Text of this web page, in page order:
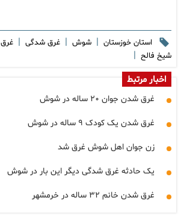
استان خوزستان | شوش | غرق شدگی | غرق
شیخ فالح |
اخبار مرتبط
غرق شدن جوان ۲۰ ساله در شوش
غرق شدن یک کودک ۹ ساله در شوش
زن جوان اهل شوش غرق شد
یک حادثه غرق شدگی دیگر این بار در شوش
غرق شدن خانم ۳۲ ساله در خرمشهر